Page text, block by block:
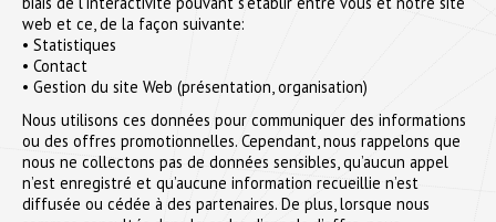
web et ce, de la façon suivante:
• Statistiques
• Contact
• Gestion du site Web (présentation, organisation)
Nous utilisons ces données pour communiquer des informations
ou des offres promotionnelles. Cependant, nous rappelons que
nous ne collectons pas de données sensibles, qu’aucun appel
n’est enregistré et qu’aucune information recueillie n’est
diffusée ou cédée à des partenaires. De plus, lorsque nous